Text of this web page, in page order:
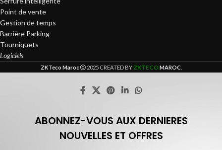
Point de vente
Gestion de temps
Barrière Parking
Tourniquets
Logiciels
ZKTeco Maroc 2025 CREATED BY ZKTECOMAROC.
ABONNEZ-VOUS AUX DERNIERES
NOUVELLES ET OFFRES